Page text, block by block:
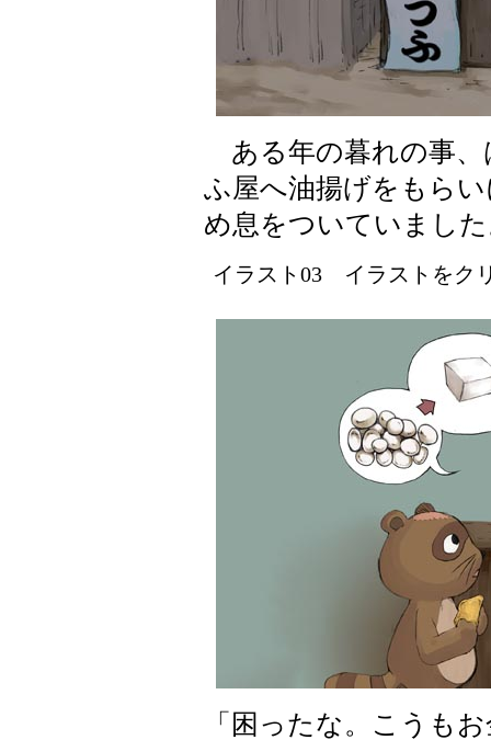
ある年の暮れの事、
ふ屋へ油揚げをもら
め息をついていまし
イラスト03 イラストをク
「困ったな。こうも